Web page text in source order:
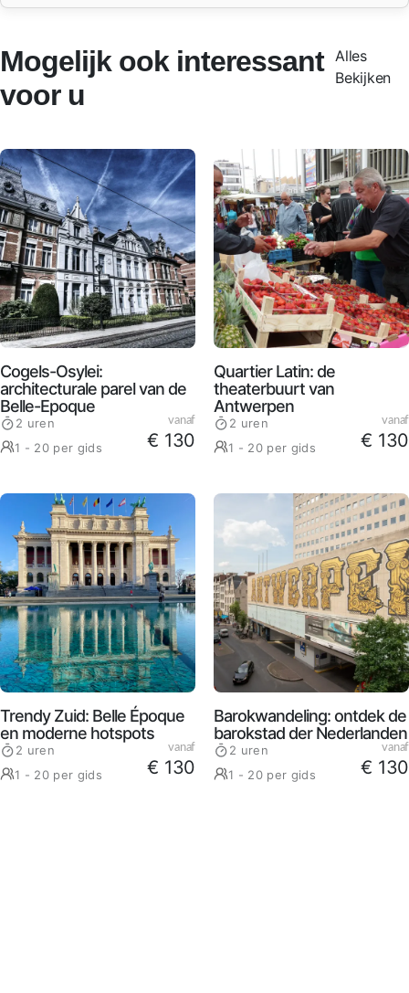
Mogelijk ook interessant
voor u
Alles
Bekijken
Cogels-Osylei:
architecturale parel van de
Belle-Epoque
2 uren
1 - 20 per gids
vanaf
€ 130
Quartier Latin: de
theaterbuurt van
Antwerpen
2 uren
1 - 20 per gids
vanaf
€ 130
Trendy Zuid: Belle Époque
en moderne hotspots
2 uren
1 - 20 per gids
vanaf
€ 130
Barokwandeling: ontdek de
barokstad der Nederlanden
2 uren
1 - 20 per gids
vanaf
€ 130